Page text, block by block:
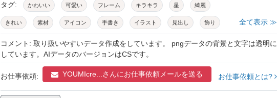
タグ: かわいい 可愛い フレーム キラキラ 星 綺麗
きれい 素材 アイコン 手書き イラスト 見出し 飾り
シンプル 広告 プレゼント セット チラシ テンプレート
ポップ 装飾 クリスマス web ろうそく
クリスマスツリー 華やか シルバー 光 トナカイ ひかり
集中線 単色 数字 ゴールド 雑誌 光沢 きらきら
全て表示 ≫
コメント: 取り扱いやすいデータ作成をしています。 pngデータの背景と文字は透明に
しています。AIデータのバージョンはCSです。
お仕事依頼: YOUMIcre...さんにお仕事依頼メールを送る お仕事依頼とは?